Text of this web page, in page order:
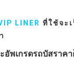
LINER ที่ใช้จะ
อัพเกรดรถบัสราคา